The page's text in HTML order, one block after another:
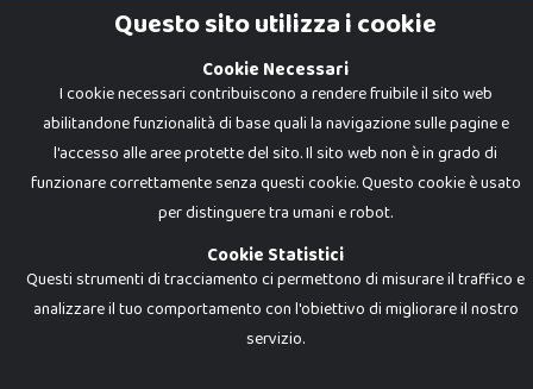
Dadi e Mattoncini è un brand di Giocabene Srl. Ogni riproduzione o utilizzo non
espressamente autorizzato è severamente vietato. Tutti i loghi, marchi,
brand elencati nel presente shop sono di proprietà dei rispettivi titolari.
I prezzi e le promozioni pubblicate potrebbero differire da quanto esposto in
negozio.
Giocabene Srl - via della Posta 8, 20123 Milano (MI)
P.IVA 02608090425 - REA AN201199 - C.S. 10.000 i.v.
Questo sito utilizza i cookie
Cookie Necessari
I cookie necessari contribuiscono a rendere fruibile il sito web
abilitandone funzionalità di base quali la navigazione sulle pagine e
l'accesso alle aree protette del sito. Il sito web non è in grado di
funzionare correttamente senza questi cookie. Questo cookie è usato
per distinguere tra umani e robot.
Cookie Statistici
Questi strumenti di tracciamento ci permettono di misurare il traffico e
analizzare il tuo comportamento con l'obiettivo di migliorare il nostro
servizio.